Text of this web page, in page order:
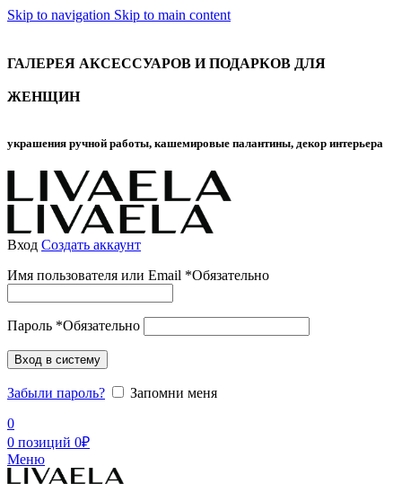
Skip to navigation Skip to main content
ГАЛЕРЕЯ АКСЕССУАРОВ И ПОДАРКОВ ДЛЯ
ЖЕНЩИН
украшения ручной работы, кашемировые палантины, декор интерьера
Вход Создать аккаунт
Имя пользователя или Email *Обязательно
Пароль *Обязательно
Вход в систему
Забыли пароль?
Запомни меня
0
0 позиций 0₽
Меню